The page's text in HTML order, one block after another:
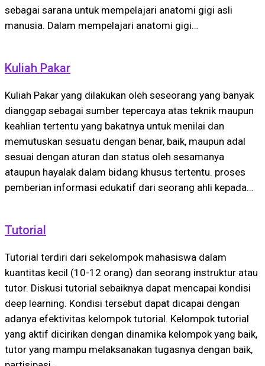
sebagai sarana untuk mempelajari anatomi gigi asli
manusia. Dalam mempelajari anatomi gigi…
Kuliah Pakar
Kuliah Pakar yang dilakukan oleh seseorang yang banyak
dianggap sebagai sumber tepercaya atas teknik maupun
keahlian tertentu yang bakatnya untuk menilai dan
memutuskan sesuatu dengan benar, baik, maupun adal
sesuai dengan aturan dan status oleh sesamanya
ataupun hayalak dalam bidang khusus tertentu. proses
pemberian informasi edukatif dari seorang ahli kepada…
Tutorial
Tutorial terdiri dari sekelompok mahasiswa dalam
kuantitas kecil (10-12 orang) dan seorang instruktur atau
tutor. Diskusi tutorial sebaiknya dapat mencapai kondisi
deep learning. Kondisi tersebut dapat dicapai dengan
adanya efektivitas kelompok tutorial. Kelompok tutorial
yang aktif dicirikan dengan dinamika kelompok yang baik,
tutor yang mampu melaksanakan tugasnya dengan baik,